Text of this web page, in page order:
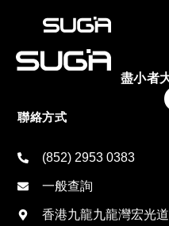
盡小者
聯絡方式
(852) 2953 0383
一般查詢
香港九龍九龍灣宏光